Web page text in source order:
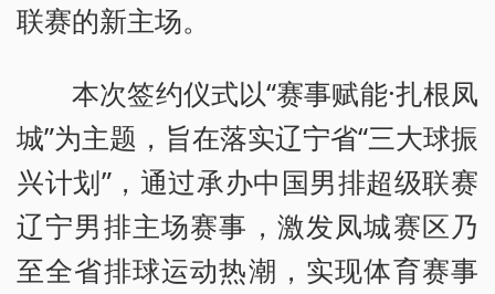
联赛的新主场。
本次签约仪式以“赛事赋能·扎根凤
城”为主题，旨在落实辽宁省“三大球振
兴计划”，通过承办中国男排超级联赛
辽宁男排主场赛事，激发凤城赛区乃
至全省排球运动热潮，实现体育赛事